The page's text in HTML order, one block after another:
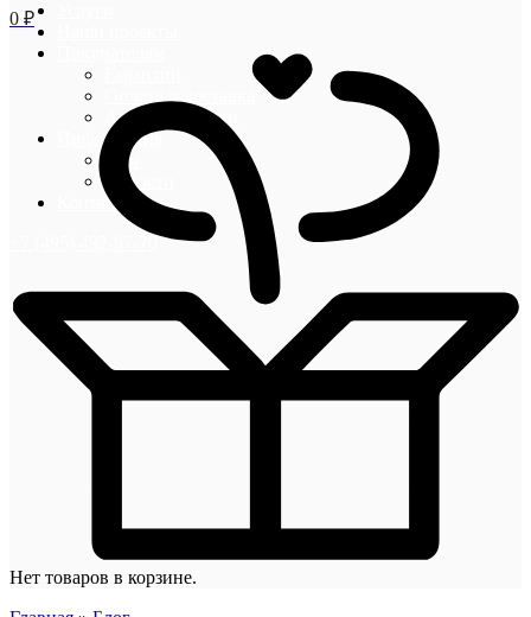
Акции и скидки
Информация
Блог
Новости
Контакты
0 ₽
Нет товаров в корзине.